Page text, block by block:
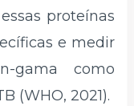
proteínas
e medir
gama como
(WHO, 2021).